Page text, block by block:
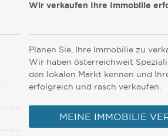
Wir verkaufen Ihre Immobilie
Planen Sie, Ihre Immobilie zu
Wir haben österreichweit
den lokalen Markt kennen und
erfolgreich und rasch verkaufen.
MEINE IMMOBILIE